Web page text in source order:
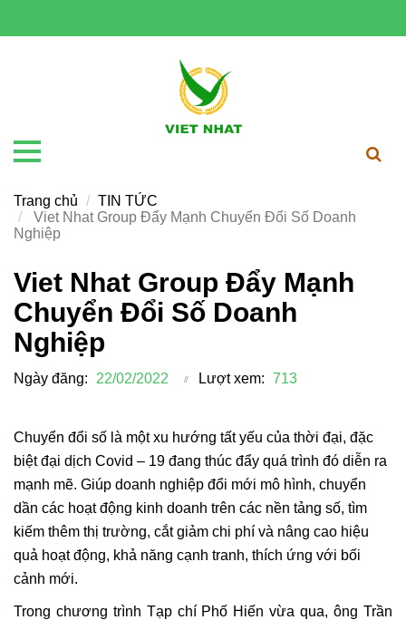
Viet Nhat Group Đẩy Mạnh
Chuyển Đổi Số Doanh
Nghiệp
Ngày đăng: 22/02/2022 Lượt xem: 713
Chuyển đổi số là một xu hướng tất yếu của thời đại, đặc
biệt đại dịch Covid – 19 đang thúc đẩy quá trình đó diễn ra
mạnh mẽ. Giúp doanh nghiệp đổi mới mô hình, chuyển
dần các hoạt động kinh doanh trên các nền tảng số, tìm
kiếm thêm thị trường, cắt giảm chi phí và nâng cao hiệu
quả hoạt động, khả năng cạnh tranh, thích ứng với bối
cảnh mới.
Trong chương trình Tạp chí Phố Hiến vừa qua, ông Trần
Trang chủ
TIN TỨC
Viet Nhat Group Đẩy Mạnh Chuyển Đổi Số Doanh
Nghiệp